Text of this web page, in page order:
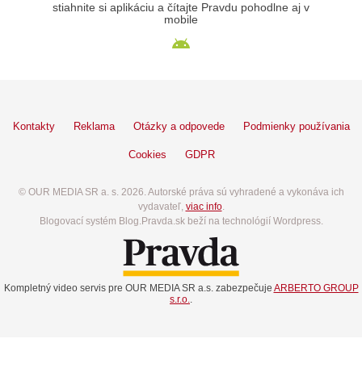
stiahnite si aplikáciu a čítajte Pravdu pohodlne aj v
mobile
Kontakty Reklama Otázky a odpovede Podmienky používania
Cookies GDPR
© OUR MEDIA SR a. s. 2026. Autorské práva sú vyhradené a vykonáva ich
vydavateľ, viac info.
Blogovací systém Blog.Pravda.sk beží na technológií Wordpress.
Kompletný video servis pre OUR MEDIA SR a.s. zabezpečuje ARBERTO GROUP
s.r.o.